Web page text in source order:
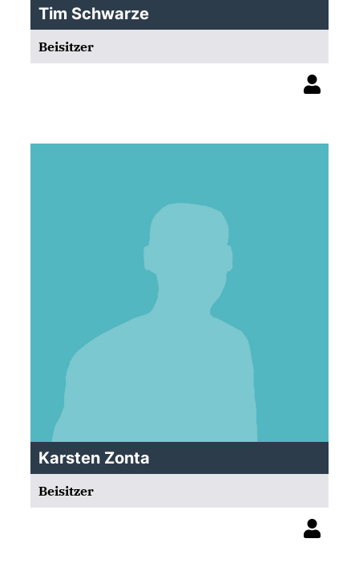
Tim Schwarze
Beisitzer
Karsten Zonta
Beisitzer